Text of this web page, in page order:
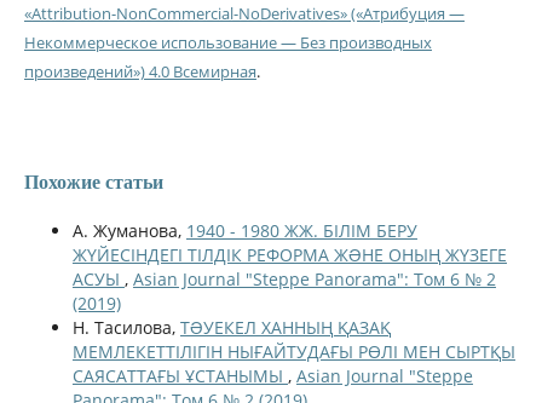
«Attribution-NonCommercial-NoDerivatives» («Атрибуция —
Некоммерческое использование — Без производных
произведений») 4.0 Всемирная.
Похожие статьи
А. Жуманова, 1940 - 1980 ЖЖ. БІЛІМ БЕРУ
ЖҮЙЕСІНДЕГІ ТІЛДІК РЕФОРМА ЖƏНЕ ОНЫҢ ЖҮЗЕГЕ
АСУЫ , Asian Journal "Steppe Panorama": Том 6 № 2
(2019)
Н. Тасилова, ТƏУЕКЕЛ ХАННЫҢ ҚАЗАҚ
МЕМЛЕКЕТТІЛІГІН НЫҒАЙТУДАҒЫ РӨЛІ МЕН СЫРТҚЫ
САЯСАТТАҒЫ ҰСТАНЫМЫ , Asian Journal "Steppe